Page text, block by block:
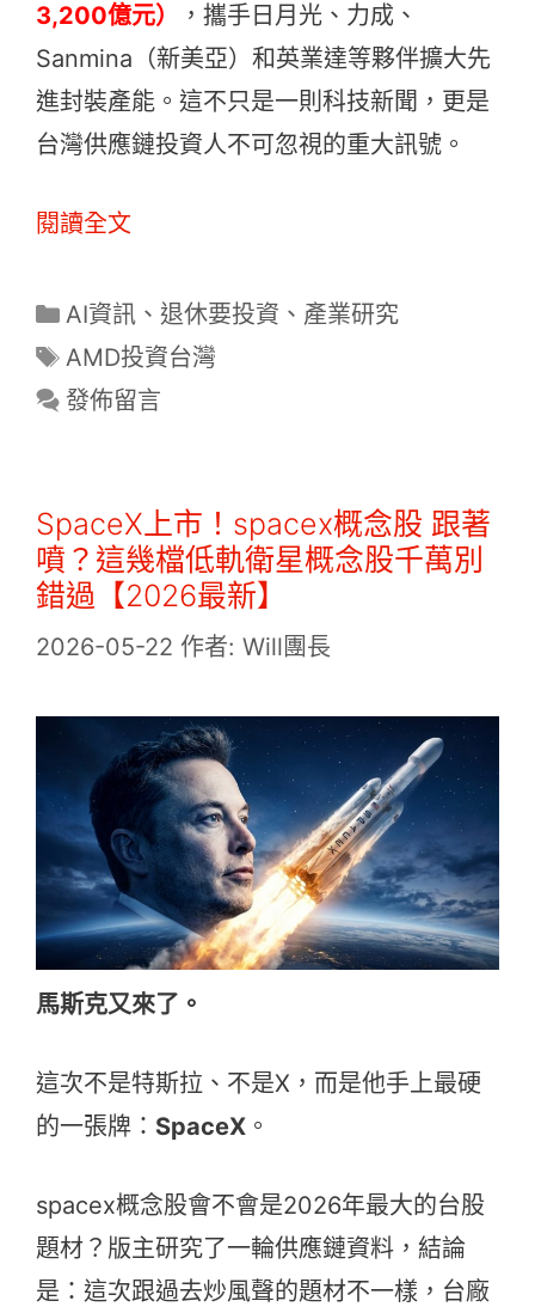
3,200億元）
，攜手日月光、力成、
Sanmina（新美亞）和英業達等夥伴擴大先
進封裝產能。這不只是一則科技新聞，更是
台灣供應鏈投資人不可忽視的重大訊號。
閱讀全文
分
類
AI資訊 、 退休要投資 、 產業研究
標
籤
AMD投資台灣
發佈留言
SpaceX上市！spacex概念股 跟著
噴？這幾檔低軌衛星概念股千萬別
錯過【2026最新】
2026-05-22 作者: Will團長
馬斯克又來了。
這次不是特斯拉、不是X，而是他手上最硬
的一張牌： SpaceX 。
spacex概念股會不會是2026年最大的台股
題材？版主研究了一輪供應鏈資料，結論
是：這次跟過去炒風聲的題材不一樣，台廠